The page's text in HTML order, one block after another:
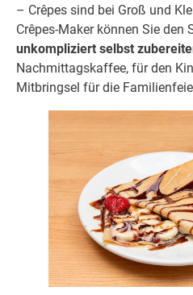
– Crêpes sind bei Groß und
Crêpes-Maker können Sie den
unkompliziert selbst
Nachmittagskaffee, für den
Mitbringsel für die